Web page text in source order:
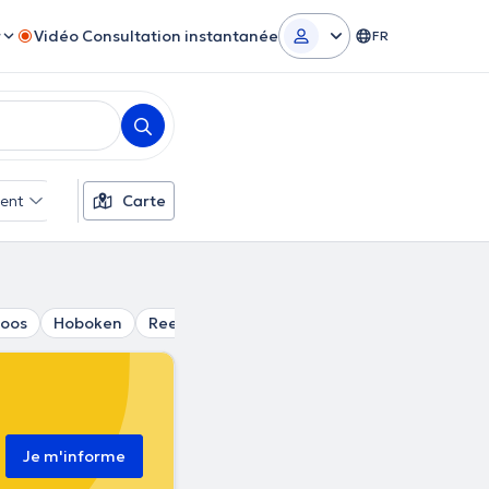
Vidéo Consultation instantanée FR
Filtres supplémentaires
Carte
Hoboken Reet
Je m'informe